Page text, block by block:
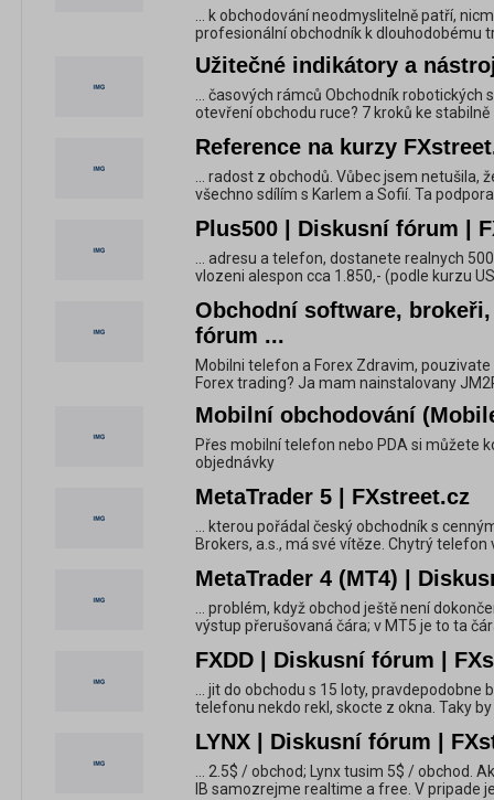
... k obchodování neodmyslitelně patří,
profesionální obchodník k dlouhodobému
Užitečné indikátory a
... časových rámců Obchodník robotických
otevření obchodu ruce? 7 kroků ke
Reference na kurzy
... radost z obchodů. Vůbec jsem netušila,
všechno sdílím s Karlem a Sofií. Ta
Plus500 | Diskusní fórum |
... adresu a telefon, dostanete realnych
vlozeni alespon cca 1.850,- (podle kurzu
Obchodní software,
fórum ...
Mobilni telefon a Forex Zdravim,
Forex trading? Ja mam nainstalovany
Mobilní obchodování
Přes mobilní telefon nebo PDA si můžete
objednávky
MetaTrader 5 | FXstreet.cz
... kterou pořádal český obchodník s
Brokers, a.s., má své vítěze. Chytrý telefon
MetaTrader 4 (MT4) |
... problém, když obchod ještě není
výstup přerušovaná čára; v MT5 je to ta
FXDD | Diskusní fórum |
... jit do obchodu s 15 loty, pravdepodobne
telefonu nekdo rekl, skocte z okna. Taky by
LYNX | Diskusní fórum |
... 2.5$ / obchod; Lynx tusim 5$ / obchod.
IB samozrejme realtime a free. V pripade